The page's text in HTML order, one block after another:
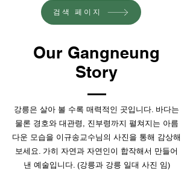
검색 페이지
Our Gangneung
Story
강릉은 살아 볼 수록 매력적인 곳입니다. 바다는
물론 경호와 대관령, 진부령까지 펼쳐지는 아름
다운 모습을 이규송교수님의 사진을 통해 감상해
보세요. 가히 자연과 자연인이 합작해서 만들어
낸 예술입니다. (강릉과 강릉 일대 사진 임)